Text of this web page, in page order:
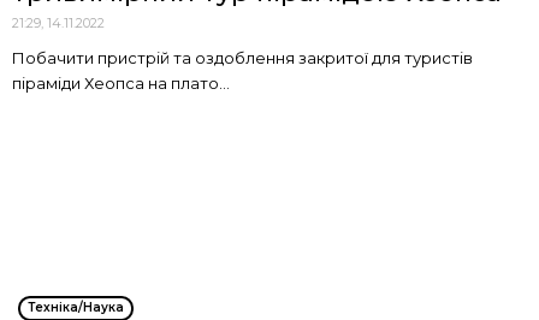
21:29, 14.11.2022
Побачити пристрій та оздоблення закритої для туристів
піраміди Хеопса на плато...
Техніка/Наука